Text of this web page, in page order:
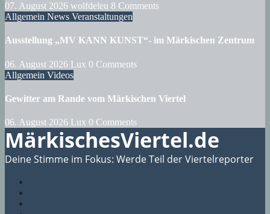
07. August 2026 wolfdeleu 8 Comments
Allgemein News Veranstaltungen
Ausstellung „MV KANN KUNST“- im Märkischen Zentrum
06. August 2026 Lux 0 Comments
Allgemein Videos
Gewitter am Rande vom Märkischen Viertel
06. August 2026 Lux 0 Comments
MärkischesViertel.de
Deine Stimme im Fokus: Werde Teil der Viertelreporter